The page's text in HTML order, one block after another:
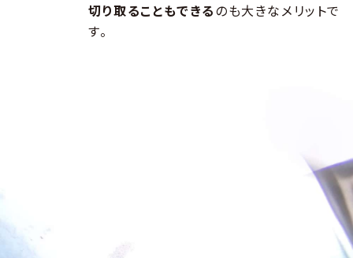
切り取ることもできるのも大きなメリットで
す。